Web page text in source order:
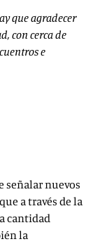
queagradecer
con cerca de
e
señalar nuevos
que a través de la
cantidad
la